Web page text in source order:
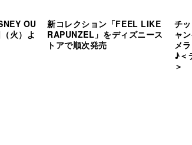
OU
火）よ
新コレクション「FEEL LIKE
RAPUNZEL」をディズニース
トアで順次発売
チ
ャ
メ
♪＜
＞